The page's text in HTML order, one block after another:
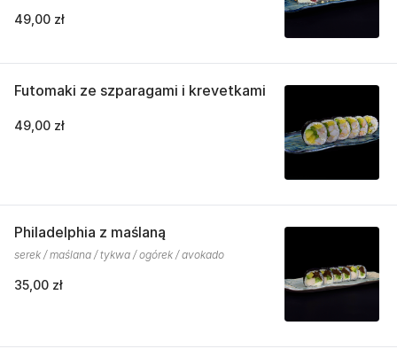
49,00 zł
Futomaki ze szparagami i krevetkami
49,00 zł
Philadelphia z maślaną
serek / maślana / tykwa / ogórek / avokado
35,00 zł